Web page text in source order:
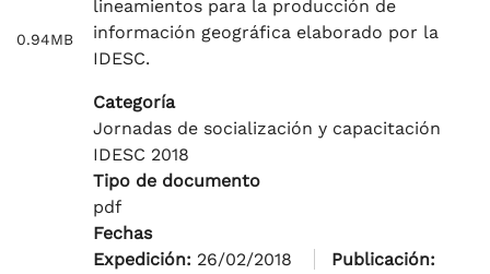
0.94MB
lineamientos para la producción de
información geográfica elaborado por la
IDESC.
Categoría
Jornadas de socialización y capacitación
IDESC 2018
Tipo de documento
pdf
Fechas
Expedición: 26/02/2018
Publicación: